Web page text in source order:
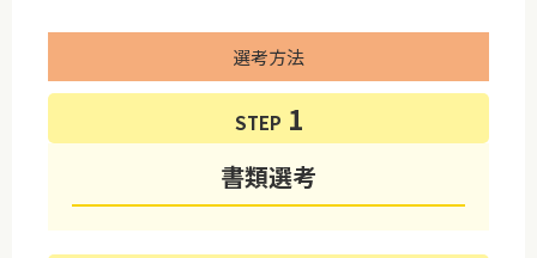
選考方法
STEP
書類選考